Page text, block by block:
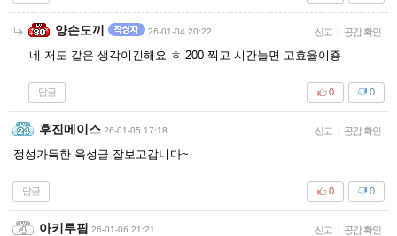
양손도끼 26-01-04 20:22 신고 | 공감 확인
네 저도 같은 생각이긴해요 ㅎ 200 찍고 시간늘면 고효율이죵
답글 0
0
후진메이스 26-01-05 17:18 신고 | 공감 확인
정성가득한 육성글 잘보고갑니다~
답글 0
0
아키루핌 26-01-06 21:21 신고 | 공감 확인